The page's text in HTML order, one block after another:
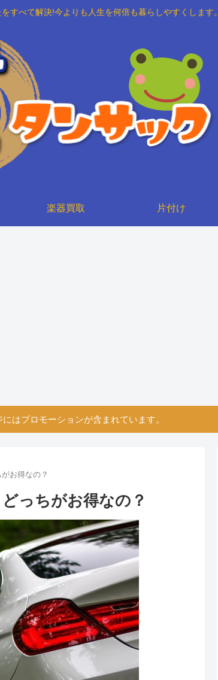
すべて解決!今よりも人生を何倍も暮らしやすくします。
楽器買取 片付け
はプロモーションが含まれています。
お得なの？
っちがお得なの？